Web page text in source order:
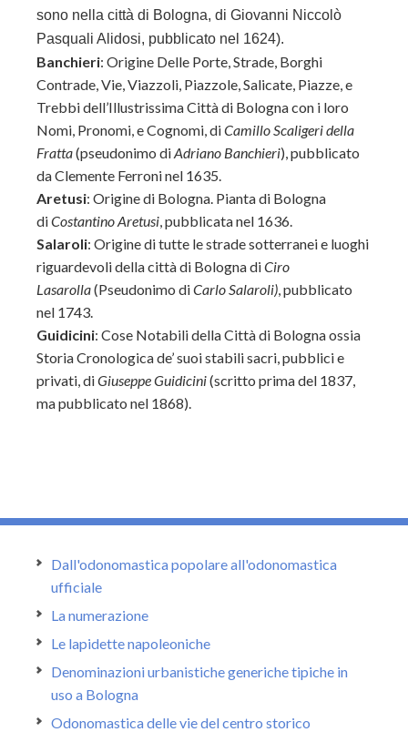
sono nella città di Bologna, di Giovanni Niccolò
Pasquali Alidosi, pubblicato nel 1624).
Banchieri: Origine Delle Porte, Strade, Borghi
Contrade, Vie, Viazzoli, Piazzole, Salicate, Piazze, e
Trebbi dell’Illustrissima Città di Bologna con i loro
Nomi, Pronomi, e Cognomi, diCamillo Scaligeri della
Fratta(pseudonimo diAdriano Banchieri), pubblicato
da Clemente Ferroni nel 1635.
Aretusi: Origine di Bologna. Pianta di Bologna
diCostantino Aretusi, pubblicata nel 1636.
Salaroli: Origine di tutte le strade sotterranei e luoghi
riguardevoli della città di Bologna diCiro
Lasarolla(Pseudonimo diCarlo Salaroli), pubblicato
nel 1743.
Guidicini: Cose Notabili della Città di Bologna ossia
Storia Cronologica de’ suoi stabili sacri, pubblici e
privati, diGiuseppe Guidicini(scritto prima del 1837,
ma pubblicato nel 1868).
Dall'odonomastica popolare all'odonomastica
ufficiale
La numerazione
Le lapidette napoleoniche
Denominazioni urbanistiche generiche tipiche in
uso a Bologna
Odonomastica delle vie del centro storico